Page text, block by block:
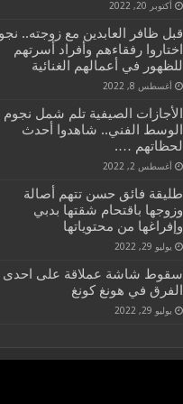
أكتوبر 20, 2022
قبل ظافر العابدين مع زوجته..
اختاروا رفقاءهم وأفراد أسرتهم
للظهور في أعمالهم الغنائية
أغسطس 8, 2022
الأجازات الصيفية تلم شمل نجوم
الوسط الفني.. شاهدوا أحدث
لحظاتهم ….
أغسطس 2, 2022
طليقة فائق حسن تتهم أصالة
وزوجها باقتحام شقتها بدبي
وإفراغها من محتوياتها
يوليو 29, 2022
سقوط شاشة عملاقة على احدى
الفرق في هونغ كونغ
يوليو 29, 2022